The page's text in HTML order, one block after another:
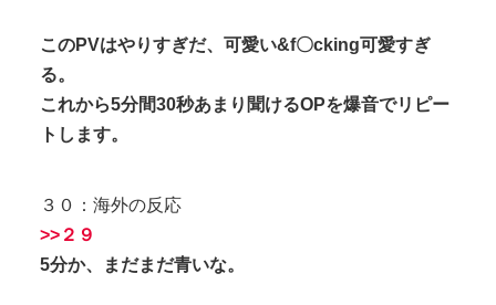
このPVはやりすぎだ、可愛い&f〇cking可愛すぎ
る。
これから5分間30秒あまり聞けるOPを爆音でリピー
トします。
３０：海外の反応
>>２９
5分か、まだまだ青いな。